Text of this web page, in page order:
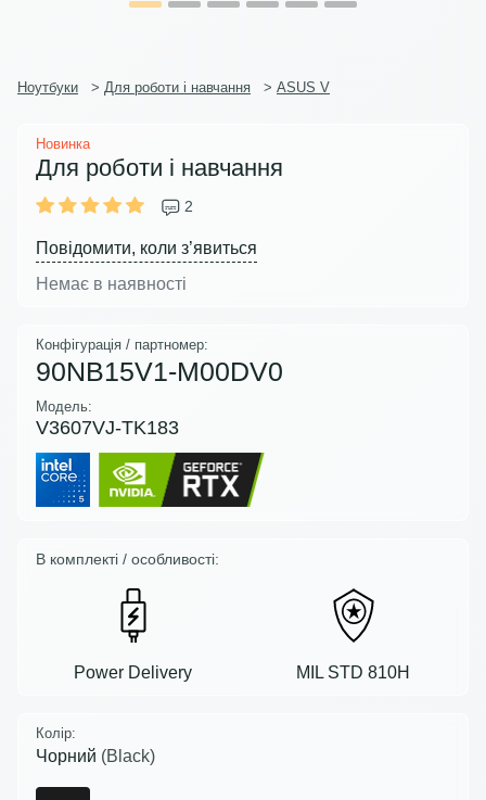
Ноутбуки > Для роботи і навчання > ASUS V
Новинка
Для роботи і навчання
2
Повідомити, коли з’явиться
Немає в наявності
Конфігурація / партномер:
90NB15V1-M00DV0
Модель:
V3607VJ-TK183
В комплекті / особливості:
Power Delivery MIL STD 810H
Колір:
Чорний (Black)